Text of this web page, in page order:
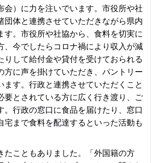
会）に力を注いでいます。市役所や社
団体と連携させていただきながら県内
す。市役所や社協から、食料を切実に
、今でしたらコロナ禍により収入が減
りして給付金や貸付を受けておられる
方に声を掛けていただき、パントリー
ます。行政と連携させていただくこと
要とされている方に広く行き渡り、ご
。行政の窓口に食品を届けたり、窓口
宅まで食料を配達するといった活動も
たこともありました。「外国籍の方